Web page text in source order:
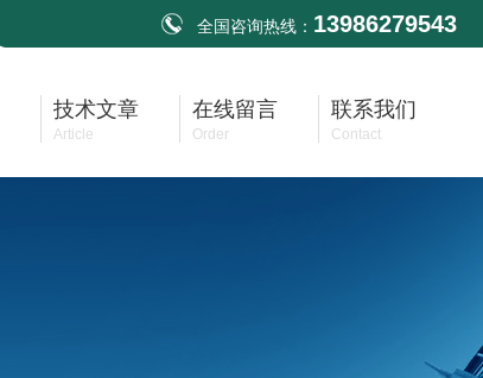
全国咨询热线： 13986279543
技术文章
Article
在线留言
Order
联系我们
Contact